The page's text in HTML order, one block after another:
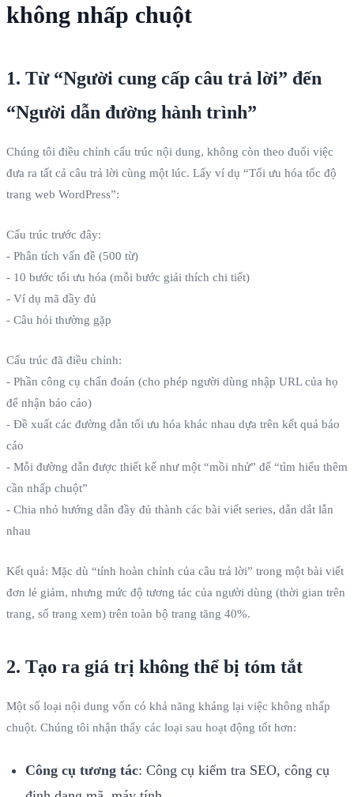
không nhấp chuột
1. Từ “Người cung cấp câu trả lời” đến
“Người dẫn đường hành trình”
Chúng tôi điều chỉnh cấu trúc nội dung, không còn theo đuổi việc
đưa ra tất cả câu trả lời cùng một lúc. Lấy ví dụ “Tối ưu hóa tốc độ
trang web WordPress”:
Cấu trúc trước đây:
- Phân tích vấn đề (500 từ)
- 10 bước tối ưu hóa (mỗi bước giải thích chi tiết)
- Ví dụ mã đầy đủ
- Câu hỏi thường gặp
Cấu trúc đã điều chỉnh:
- Phần công cụ chẩn đoán (cho phép người dùng nhập URL của họ
để nhận báo cáo)
- Đề xuất các đường dẫn tối ưu hóa khác nhau dựa trên kết quả báo
cáo
- Mỗi đường dẫn được thiết kế như một “mồi nhử” để “tìm hiểu thêm
cần nhấp chuột”
- Chia nhỏ hướng dẫn đầy đủ thành các bài viết series, dẫn dắt lẫn
nhau
Kết quả: Mặc dù “tính hoàn chỉnh của câu trả lời” trong một bài viết
đơn lẻ giảm, nhưng mức độ tương tác của người dùng (thời gian trên
trang, số trang xem) trên toàn bộ trang tăng 40%.
2. Tạo ra giá trị không thể bị tóm tắt
Một số loại nội dung vốn có khả năng kháng lại việc không nhấp
chuột. Chúng tôi nhận thấy các loại sau hoạt động tốt hơn:
Công cụ tương tác: Công cụ kiểm tra SEO, công cụ